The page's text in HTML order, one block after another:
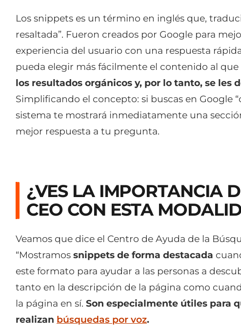
Los snippets es un término en inglés que,
resaltada”. Fueron creados por Google para
experiencia del usuario con una respuesta
pueda elegir más fácilmente el contenido al que
los resultados orgánicos y, por lo tanto, se les
Simplificando el concepto: si buscas en Google
sistema te mostrará inmediatamente una
mejor respuesta a tu pregunta.
¿VES LA IMPORTANCIA
CEO CON ESTA
Veamos que dice el Centro de Ayuda de la
“Mostramos snippets de forma destacada
este formato para ayudar a las personas a
tanto en la descripción de la página como
la página en sí. Son especialmente útiles para
realizan búsquedas por voz.